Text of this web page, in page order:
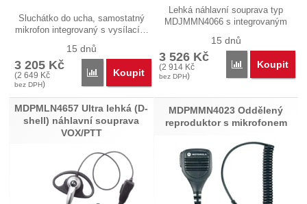
Sluchátko do ucha, samostatný
mikrofon integrovaný s vysílací…
15 dnů
3 205 Kč
(2 649 Kč
bez DPH)
Porovnat
Koupit
Lehká náhlavní souprava typ
MDJMMN4066 s integrovaným
15 dnů
3 526 Kč
(2 914 Kč
bez DPH)
Porovnat
Koupit
MDPMLN4657 Ultra lehká (D-
shell) náhlavní souprava
VOX/PTT
MDPMMN4023 Oddělený
reproduktor s mikrofonem